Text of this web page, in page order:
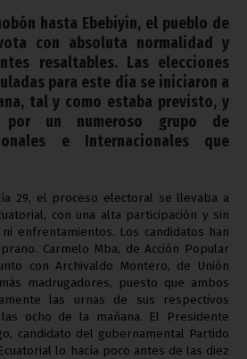
hasta Ebebiyín, el pueblo de
con absoluta normalidad y
resaltables. Las elecciones
para este día se iniciaron a
tal y como estaba previsto, y
por un numeroso grupo de
e Internacionales que
29, el proceso electoral se llevaba a
con una alta participación y sin
enfrentamientos. Los candidatos han
Carmelo Mba, de Acción Popular
con Archivaldo Montero, de Unión
madrugadores, puesto que ambos
las urnas de sus respectivos
ocho de la mañana. El Presidente
candidato del gubernamental Partido
lo hacía poco antes de las diez